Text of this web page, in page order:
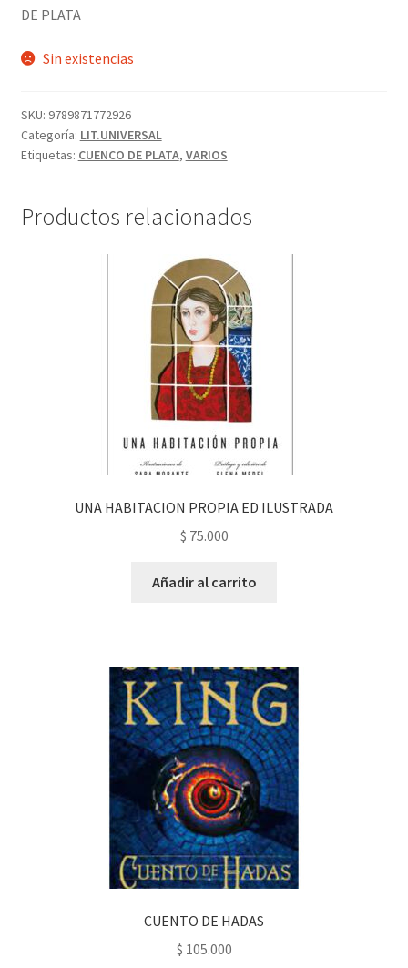
DE PLATA
Sin existencias
SKU: 9789871772926
Categoría: LIT.UNIVERSAL
Etiquetas: CUENCO DE PLATA, VARIOS
Productos relacionados
UNA HABITACION PROPIA ED ILUSTRADA
$ 75.000
Añadir al carrito
CUENTO DE HADAS
$ 105.000